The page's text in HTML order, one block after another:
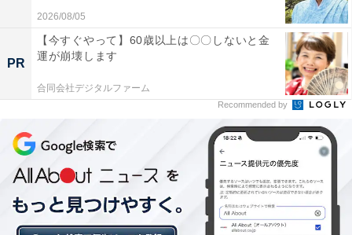
レントなど、幅広い分野のコメンテーターが日替わりで
出演しています。
回答者からは、「宮根さんの忖度なしの発言が、視聴者
に刺さる（38歳男性／山形県）」「宮根さんが、言いに
くそうな内容のコメントもさらりと言うところが好感が
もてるから（43歳女性／東京都）」「宮根さんのテキパ
キとした番組進行が良い（51歳男性／愛知県）」など、
宮根さんのコメントや司会進行に好感が持てるという声
が多く寄せられました。
2026/08/05
PR
【今すぐやって】60歳以上は〇〇しないと金
運が崩壊します
合同会社デジタルファーム
Recommended by